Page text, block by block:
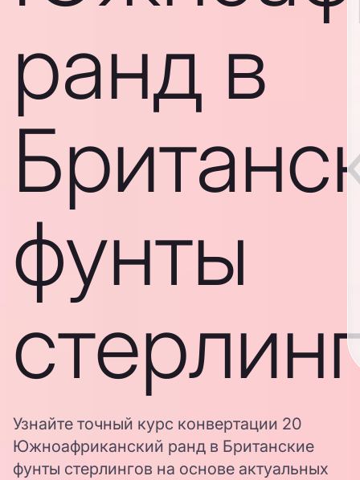
ранд в
фунты
Узнайте точный курс конвертации 20
Южноафриканский ранд в Британские
фунты стерлингов на основе актуальных